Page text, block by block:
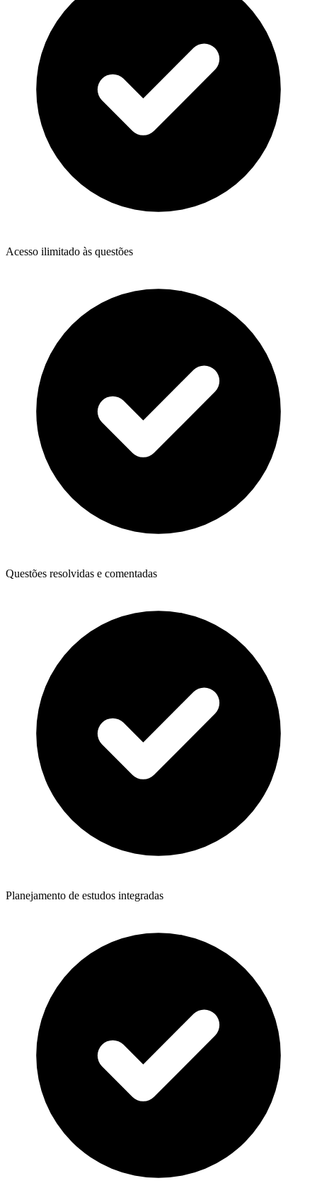
Acesso ilimitado às questões
Questões resolvidas e comentadas
Planejamento de estudos integradas